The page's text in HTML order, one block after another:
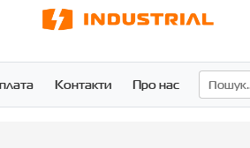
Контакти Про нас